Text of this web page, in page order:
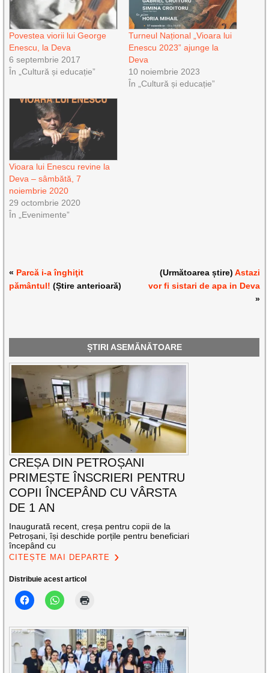
Povestea viorii lui George
Enescu, la Deva
6 septembrie 2017
În „Cultură și educație”
Turneul Național „Vioara lui
Enescu 2023” ajunge la
Deva
10 noiembrie 2023
În „Cultură și educație”
Vioara lui Enescu revine la
Deva – sâmbătă, 7
noiembrie 2020
29 octombrie 2020
În „Evenimente”
« Parcă i-a înghiţit
pământul! (Știre anterioară)
(Următoarea știre) Astazi
vor fi sistari de apa in Deva
»
ȘTIRI ASEMĂNĂTOARE
CREȘA DIN PETROȘANI
PRIMEȘTE ÎNSCRIERI PENTRU
COPII ÎNCEPÂND CU VÂRSTA
DE 1 AN
Inaugurată recent, creșa pentru copii de la
Petroșani, își deschide porțile pentru beneficiari
începând cu
CITEȘTE MAI DEPARTE
Distribuie acest articol